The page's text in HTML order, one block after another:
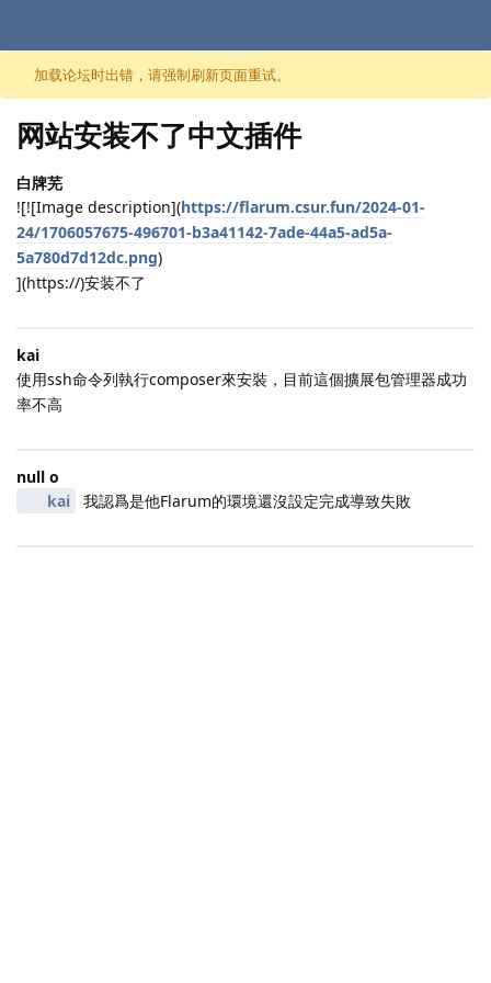
跳至内容
加载论坛时出错，请强制刷新页面重试。
网站安装不了中文插件
白牌芜
![![Image description](https://flarum.csur.fun/2024-01-
24/1706057675-496701-b3a41142-7ade-44a5-ad5a-
5a780d7d12dc.png)
](https://)安装不了
kai
使用ssh命令列執行composer來安裝，目前這個擴展包管理器成功
率不高
null o
kai
我認爲是他Flarum的環境還沒設定完成導致失敗